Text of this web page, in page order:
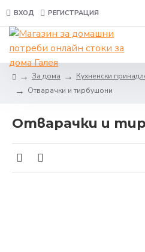
ВХОД РЕГИСТРАЦИЯ
За дома
Кухненски
Отварачки и тирбушони
Отварачки и